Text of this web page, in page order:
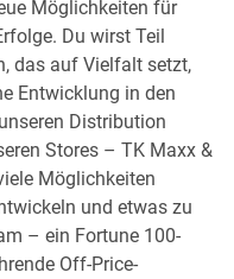
Möglichkeiten für
Du wirst Teil
das auf Vielfalt setzt,
Entwicklung in den
Distribution
Stores – TK Maxx &
Möglichkeiten
und etwas zu
– ein Fortune 100-
Off-Price-